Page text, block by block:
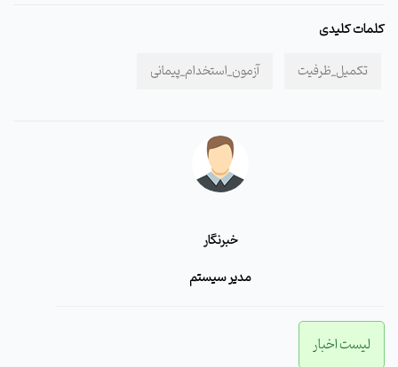
کلمات کلیدی
تکمیل_ظرفیت آزمون_استخدام_پیمانی
خبرنگار
مدیر سیستم
لیست اخبار